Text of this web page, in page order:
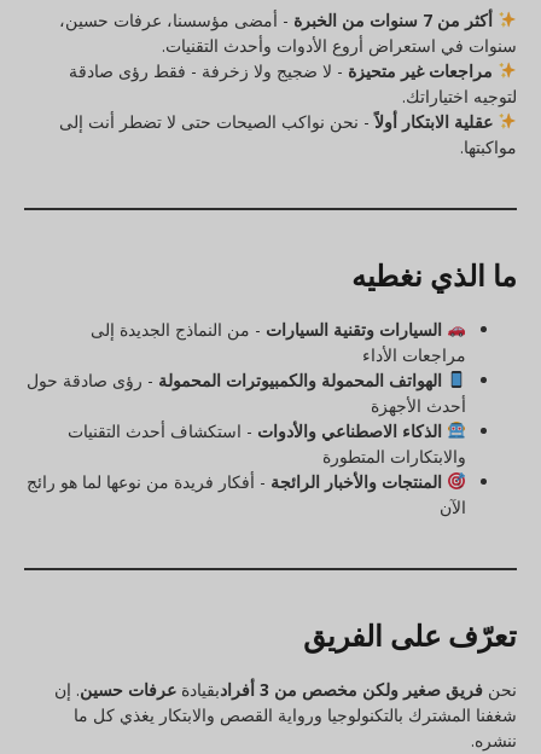
أكثر من 7 سنوات من الخبرة
- أمضى مؤسسنا، عرفات حسين،
سنوات في استعراض أروع الأدوات وأحدث التقنيات.
مراجعات غير متحيزة - لا ضجيج ولا زخرفة - فقط رؤى صادقة
لتوجيه اختياراتك.
عقلية الابتكار أولاً- نحن نواكب الصيحات حتى لا تضطر أنت إلى
مواكبتها.
ما الذي نغطيه
السيارات وتقنية السيارات - من النماذج الجديدة إلى
مراجعات الأداء
الهواتف المحمولة والكمبيوترات المحمولة - رؤى صادقة حول
أحدث الأجهزة
الذكاء الاصطناعي والأدوات - استكشاف أحدث التقنيات
والابتكارات المتطورة
المنتجات والأخبار الرائجة - أفكار فريدة من نوعها لما هو رائج
الآن
تعرّف على الفريق
نحن فريق صغير ولكن مخصص من 3 أفراد بقيادة عرفات حسين. إن
شغفنا المشترك بالتكنولوجيا ورواية القصص والابتكار يغذي كل ما
ننشره.